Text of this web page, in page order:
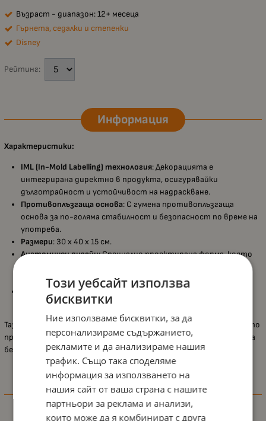
Възраст - диапазон: 12+ месеца
Гърнета, седалки и степенки
Disney
Рейтинг:
Информация
Характеристики:
IML (In-Mold Labelling) технология: Декорацията е
интегрирана директно в продукта, осигурявайки
дълготрайност и устойчивост на надраскване.
Противоплъзгаща основа: С гумена противоплъзгаща
основа за по-голяма стабилност и безопасност по време на
употреба.
Размери: 30 х 40 х 15 см.
Анатомичен дизайн: Специално проектирана форма, която
употреба.
: Изработена от висококачествена и безопасна
пластмаса, лесна за почистване.
Тази анатомична приставка е идеална за подпомагане на детето
при прехода към използване на тоалетна чиния, като осигурява
безопасност и удобство.
Характеристики
Този уебсайт използва
бисквитки
Ние използваме бисквитки, за да
персонализираме съдържанието,
рекламите и да анализираме нашия
трафик. Също така споделяме
информация за използването на
нашия сайт от ваша страна с нашите
партньори за реклама и анализи,
които може да я комбинират с друга